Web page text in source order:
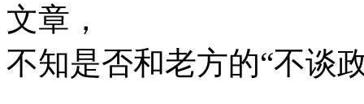
文章，
不知是否和老方的“不谈